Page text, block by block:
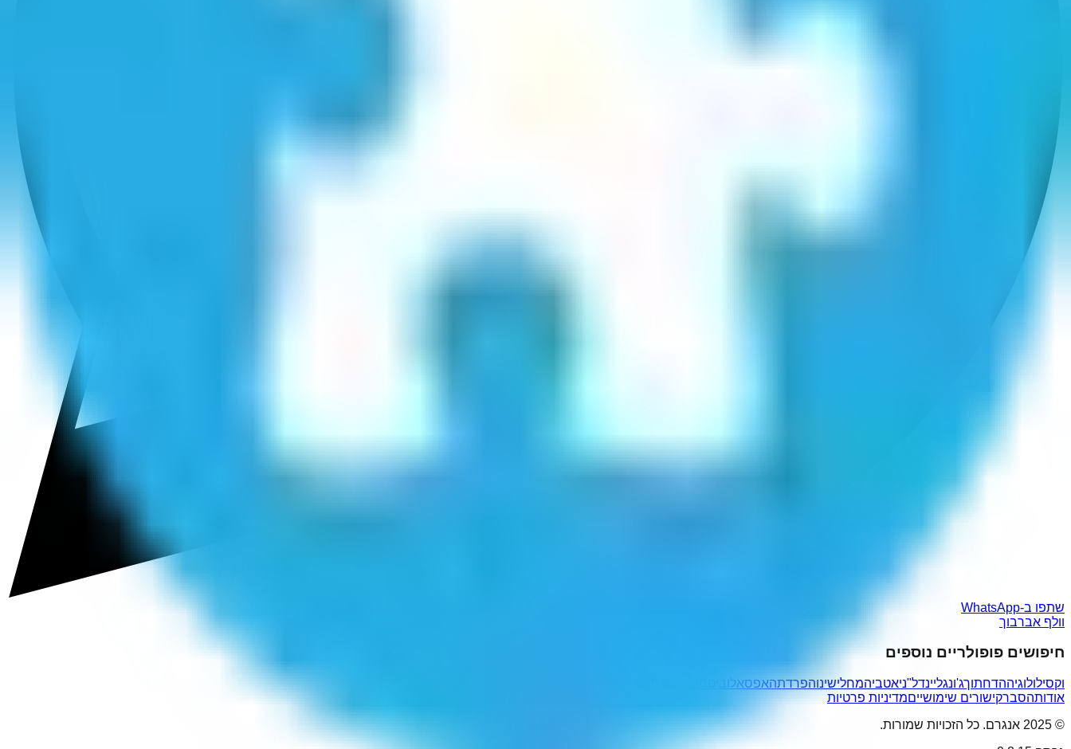
שתפו ב-WhatsApp
וולף אברבוך
חיפושים פופולריים נוספים
וקסילולוגיההדחתוךג'ונגליינדל"ניאטביהמחלישינוהפרדתהאפסאלו
אודותהסברקישורים שימושייםמדיניות פרטיות
© 2025 אנגרם. כל הזכויות שמורות.